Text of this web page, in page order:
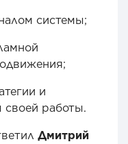
системы;
и
своей работы.
Дмитрий